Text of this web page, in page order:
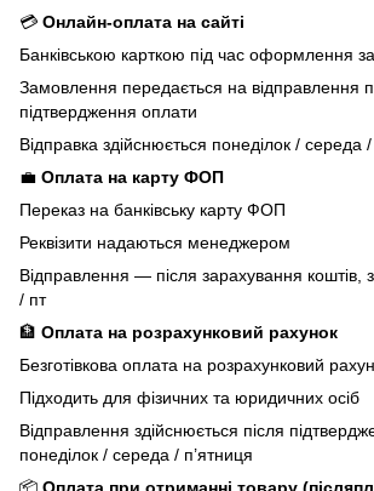
💳 Онлайн-оплата на сайті
Банківською карткою під час оформлення
Замовлення передається на відправлення
підтвердження оплати
Відправка здійснюється понеділок / середа /
💼 Оплата на карту ФОП
Переказ на банківську карту ФОП
Реквізити надаються менеджером
Відправлення — після зарахування коштів,
/ пт
🏦 Оплата на розрахунковий рахунок
Безготівкова оплата на розрахунковий
Підходить для фізичних та юридичних осіб
Відправлення здійснюється після
понеділок / середа / п’ятниця
📦 Оплата при отриманні товару